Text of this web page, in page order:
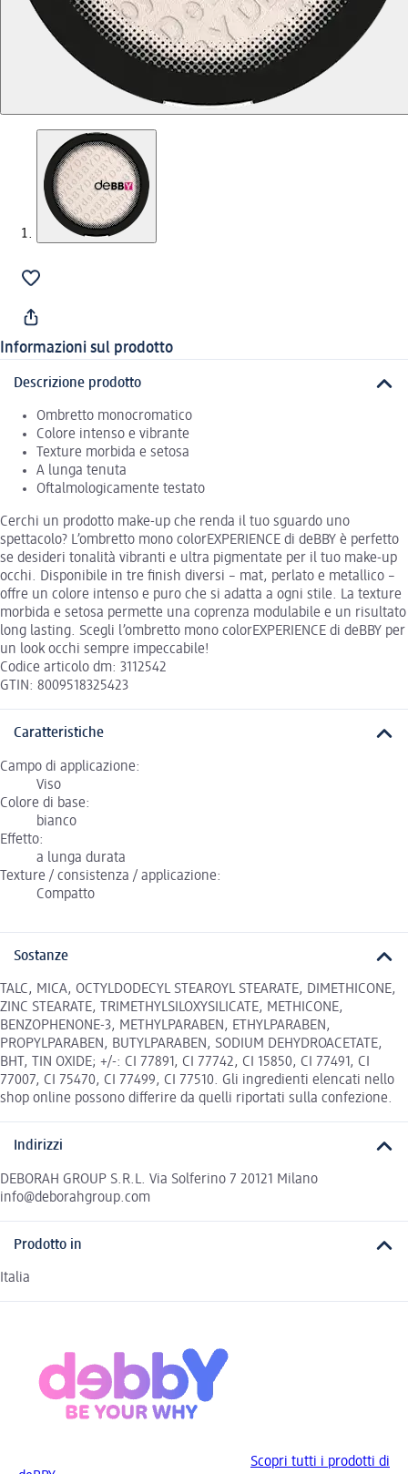
Informazioni sul prodotto
Descrizione prodotto
Ombretto monocromatico
Colore intenso e vibrante
Texture morbida e setosa
A lunga tenuta
Oftalmologicamente testato
Cerchi un prodotto make-up che renda il tuo sguardo uno
spettacolo? L’ombretto mono colorEXPERIENCE di deBBY è perfetto
se desideri tonalità vibranti e ultra pigmentate per il tuo make-up
occhi. Disponibile in tre finish diversi – mat, perlato e metallico –
offre un colore intenso e puro che si adatta a ogni stile. La texture
morbida e setosa permette una coprenza modulabile e un risultato
long lasting. Scegli l’ombretto mono colorEXPERIENCE di deBBY per
un look occhi sempre impeccabile!
Codice articolo dm: 3112542
GTIN: 8009518325423
Caratteristiche
Campo di applicazione:
Viso
Colore di base:
bianco
Effetto:
a lunga durata
Texture / consistenza / applicazione:
Compatto
Sostanze
TALC, MICA, OCTYLDODECYL STEAROYL STEARATE, DIMETHICONE,
ZINC STEARATE, TRIMETHYLSILOXYSILICATE, METHICONE,
BENZOPHENONE-3, METHYLPARABEN, ETHYLPARABEN,
PROPYLPARABEN, BUTYLPARABEN, SODIUM DEHYDROACETATE,
BHT, TIN OXIDE; +/-: CI 77891, CI 77742, CI 15850, CI 77491, CI
77007, CI 75470, CI 77499, CI 77510. Gli ingredienti elencati nello
shop online possono differire da quelli riportati sulla confezione.
Indirizzi
DEBORAH GROUP S.R.L. Via Solferino 7 20121 Milano
info@deborahgroup.com
Prodotto in
Italia
Scopri tutti i prodotti di